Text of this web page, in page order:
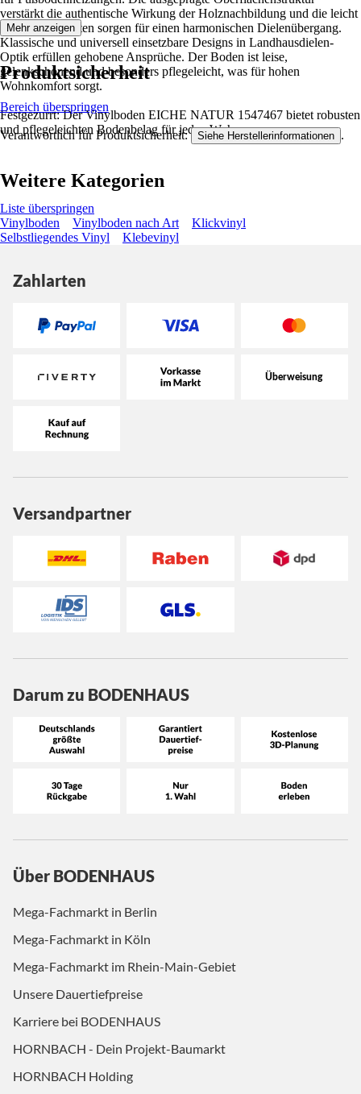
verstärkt die authentische Wirkung der Holznachbildung und die leicht
angefasten Kanten sorgen für einen harmonischen Dielenübergang.
Klassische und universell einsetzbare Designs in Landhausdielen-
Optik erfüllen gehobene Ansprüche. Der Boden ist leise,
gelenkschonend und besonders pflegeleicht, was für hohen
Wohnkomfort sorgt.
Festgezurrt: Der Vinylboden EICHE NATUR 1547467 bietet robusten
und pflegeleichten Bodenbelag für jeden Wohnraum.
Mehr anzeigen
Produktsicherheit
Bereich überspringen
Verantwortlich für Produktsicherheit: Siehe Herstellerinformationen .
Weitere Kategorien
Liste überspringen
Vinylboden
Vinylboden nach Art
Klickvinyl
Selbstliegendes Vinyl
Klebevinyl
Zahlarten
Versandpartner
Darum zu BODENHAUS
Über BODENHAUS
Mega-Fachmarkt in Berlin
Mega-Fachmarkt in Köln
Mega-Fachmarkt im Rhein-Main-Gebiet
Unsere Dauertiefpreise
Karriere bei BODENHAUS
HORNBACH - Dein Projekt-Baumarkt
HORNBACH Holding